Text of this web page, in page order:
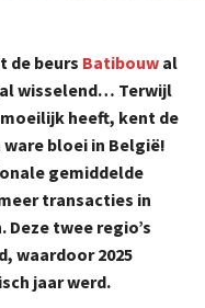
de beurs Batibouw al
wisselend… Terwijl
heeft, kent de
bloei in België!
gemiddelde
transacties in
Deze twee regio’s
waardoor 2025
jaar werd.